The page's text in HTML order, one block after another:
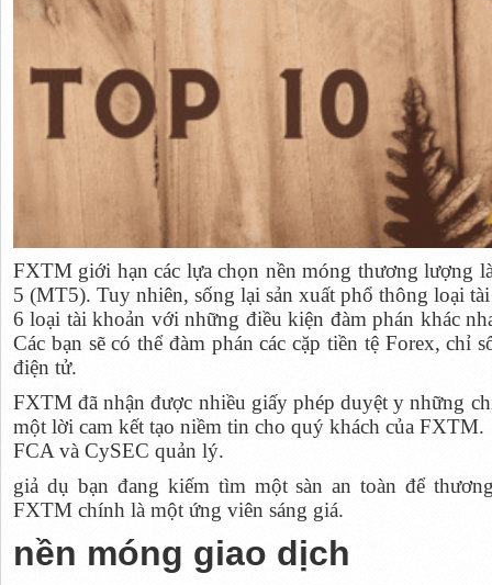
FXTM giới hạn các lựa chọn nền móng thương lượng
5 (MT5). Tuy nhiên, sống lại sản xuất phổ thông loại
6 loại tài khoản với những điều kiện đàm phán khác
Các bạn sẽ có thể đàm phán các cặp tiền tệ Forex,
điện tử.
FXTM đã nhận được nhiều giấy phép duyệt y những
một lời cam kết tạo niềm tin cho quý khách của
FCA và CySEC quản lý.
giả dụ bạn đang kiếm tìm một sàn an toàn để
FXTM chính là một ứng viên sáng giá.
nền móng giao dịch